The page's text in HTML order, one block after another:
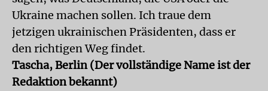
Ukraine machen sollen. Ich traue dem
jetzigen ukrainischen Präsidenten, dass er
den richtigen Weg findet.
Tascha, Berlin (Der vollständige Name ist der
Redaktion bekannt)